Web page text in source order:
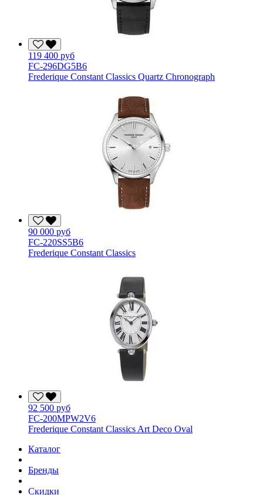
119 400 руб
FC-296DG5B6
Frederique Constant Classics Quartz Chronograph
90 000 руб
FC-220SS5B6
Frederique Constant Classics
92 500 руб
FC-200MPW2V6
Frederique Constant Classics Art Deco Oval
Каталог
Бренды
Скидки